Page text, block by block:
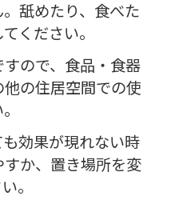
舐めたり、食べた
ください。
ので、食品・食器
の住居空間での使
効果が現れない時
か、置き場所を変
。